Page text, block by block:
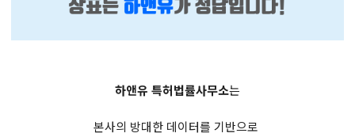
하앤유 특허법률사무소는
본사의 방대한 데이터를 기반으로